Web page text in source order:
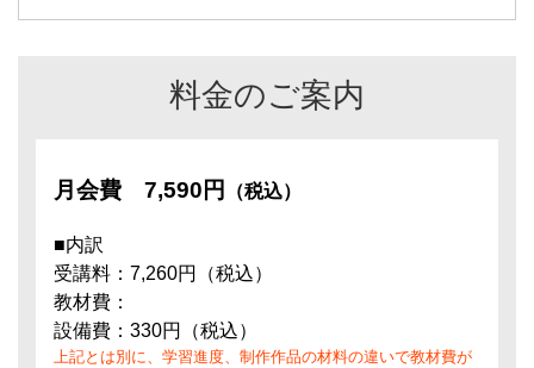
料金のご案内
月会費 7,590円 （税込）
■内訳
受講料：7,260円（税込）
教材費：
設備費：330円（税込）
上記とは別に、学習進度、制作作品の材料の違いで教材費が